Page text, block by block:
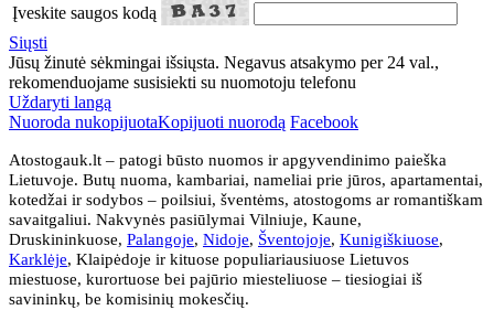
Įveskite saugos kodą
Siųsti
Jūsų žinutė sėkmingai išsiųsta. Negavus atsakymo per 24 val.,
rekomenduojame susisiekti su nuomotoju telefonu
Uždaryti langą
Nuoroda nukopijuotaKopijuoti nuorodą Facebook
Atostogauk.lt – patogi būsto nuomos ir apgyvendinimo paieška
Lietuvoje. Butų nuoma, kambariai, nameliai prie jūros, apartamentai,
kotedžai ir sodybos – poilsiui, šventėms, atostogoms ar romantiškam
savaitgaliui. Nakvynės pasiūlymai Vilniuje, Kaune,
Druskininkuose, Palangoje, Nidoje, Šventojoje, Kunigiškiuose,
Karklėje, Klaipėdoje ir kituose populiariausiuose Lietuvos
miestuose, kurortuose bei pajūrio miesteliuose – tiesiogiai iš
savininkų, be komisinių mokesčių.